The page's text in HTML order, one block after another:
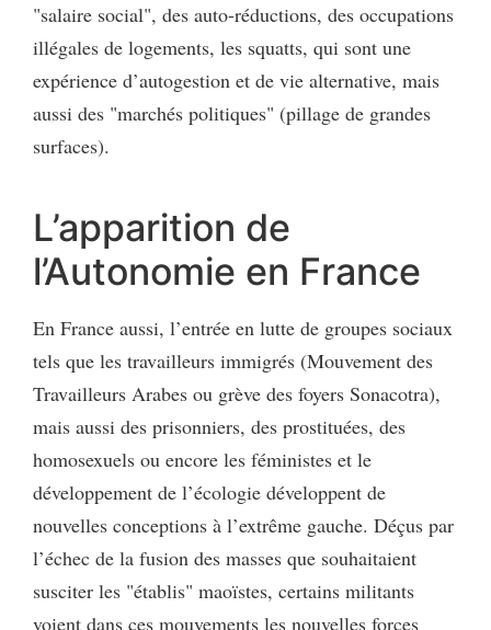
"salaire social", des auto-réductions, des occupations
illégales de logements, les squatts, qui sont une
expérience d’autogestion et de vie alternative, mais
aussi des "marchés politiques" (pillage de grandes
surfaces).
L’apparition de
l’Autonomie en France
En France aussi, l’entrée en lutte de groupes sociaux
tels que les travailleurs immigrés (Mouvement des
Travailleurs Arabes ou grève des foyers Sonacotra),
mais aussi des prisonniers, des prostituées, des
homosexuels ou encore les féministes et le
développement de l’écologie développent de
nouvelles conceptions à l’extrême gauche. Déçus par
l’échec de la fusion des masses que souhaitaient
susciter les "établis" maoïstes, certains militants
voient dans ces mouvements les nouvelles forces